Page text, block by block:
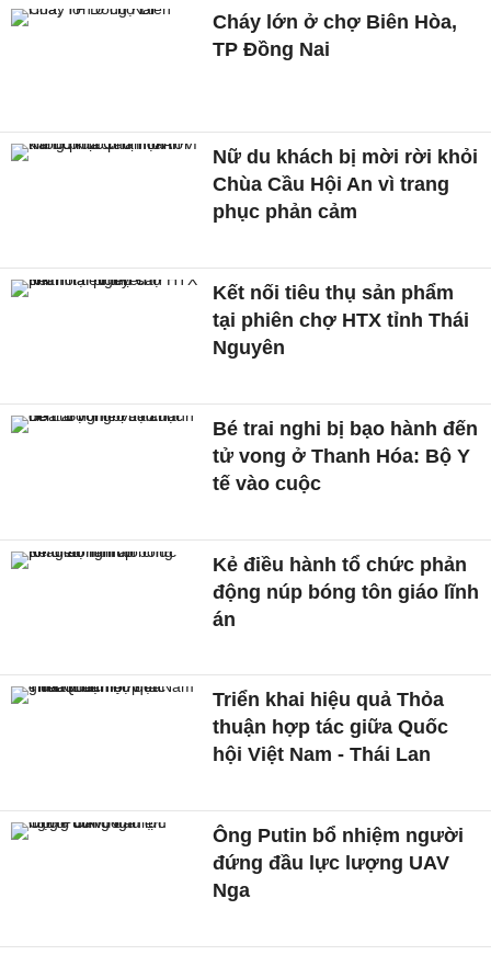
Cháy lớn ở chợ Biên Hòa,
TP Đồng Nai
Nữ du khách bị mời rời khỏi
Chùa Cầu Hội An vì trang
phục phản cảm
Kết nối tiêu thụ sản phẩm
tại phiên chợ HTX tỉnh Thái
Nguyên
Bé trai nghi bị bạo hành đến
tử vong ở Thanh Hóa: Bộ Y
tế vào cuộc
Kẻ điều hành tổ chức phản
động núp bóng tôn giáo lĩnh
án
Triển khai hiệu quả Thỏa
thuận hợp tác giữa Quốc
hội Việt Nam - Thái Lan
Ông Putin bổ nhiệm người
đứng đầu lực lượng UAV
Nga